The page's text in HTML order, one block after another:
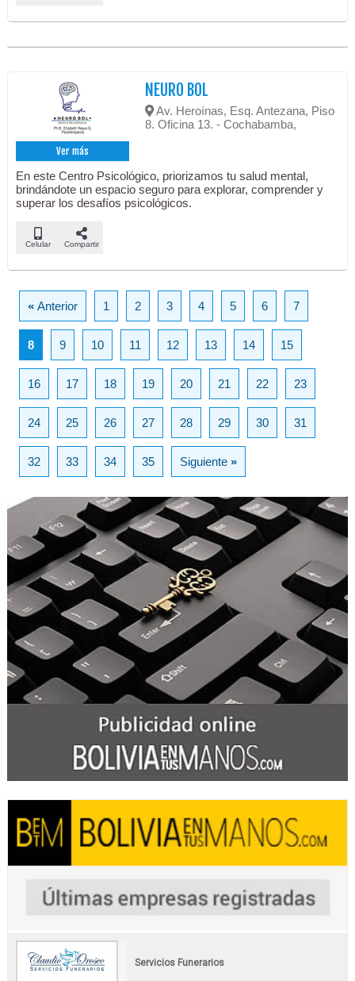
Ver más
NEURO BOL
Av. Heroínas, Esq. Antezana, Piso
8. Oficina 13. - Cochabamba,
En este Centro Psicológico, priorizamos tu salud mental,
brindándote un espacio seguro para explorar, comprender y
superar los desafíos psicológicos.
Celular Compartir
«Anterior 1 2 3 4 5 6 7
8 9 10 11 12 13 14 15
16 17 18 19 20 21 22 23
24 25 26 27 28 29 30 31
32 33 34 35 Siguiente»
Servicios Funerarios